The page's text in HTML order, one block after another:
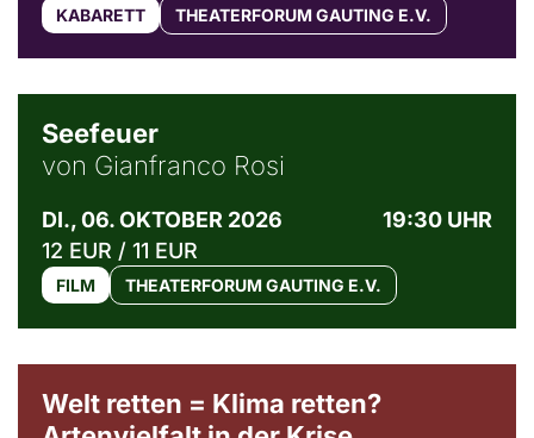
KABARETT THEATERFORUM GAUTING E.V.
Seefeuer
von Gianfranco Rosi
DI., 06. OKTOBER 2026
19:30 UHR
12 EUR / 11 EUR
FILM THEATERFORUM GAUTING E.V.
Welt retten = Klima retten?